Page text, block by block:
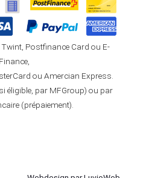
Postfinance Card ou E-
Finance,
ou Amercian Express.
éligible, par MFGroup) ou par
(prépaiement).